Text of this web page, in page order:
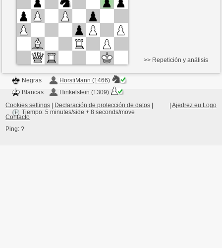
Negras
HorstiMann (1466)
Blancas
Hinkelstein (1309)
Tiempo: 5 minutes/side + 8 seconds/move
>> Repetición y análisis
Ajedrez eu Logo
Cookies settings Declaración de protección de datos
Contacto
Ping:?